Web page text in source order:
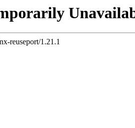
reuseport/1.21.1